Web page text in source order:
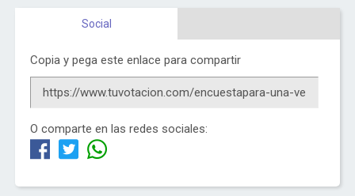
Social
Copia y pega este enlace para compartir
O comparte en las redes sociales: